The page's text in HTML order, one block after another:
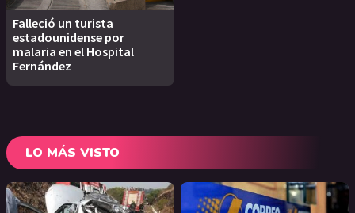
Falleció un turista
estadounidense por
malaria en el Hospital
Fernández
LO MÁS VISTO